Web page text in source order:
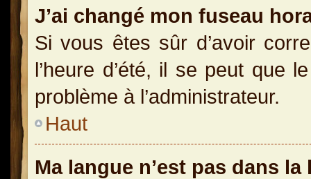
J’ai changé mon fuseau
Si vous êtes sûr d’avoir
l’heure d’été, il se peut que
problème à l’administrateur.
Haut
Ma langue n’est pas dans la